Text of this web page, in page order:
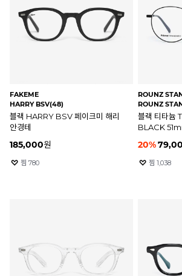
FAKEME
HARRY BSV(48)
블랙 HARRY BSV 페이크미 해리
안경테
185,000원
찜 780
ROUNZ
ROUNZ
블랙 티타늄
BLACK
20%
찜 1,038